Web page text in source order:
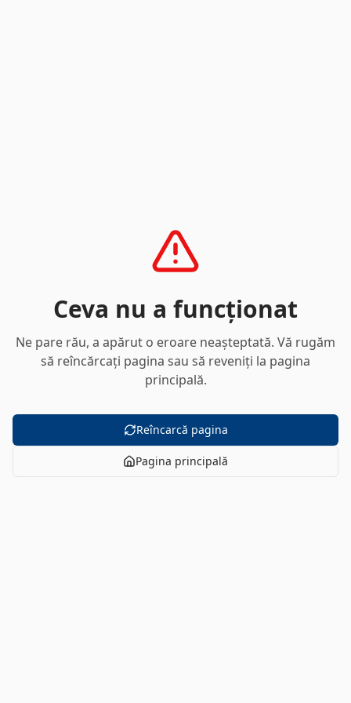
Ceva nu a funcționat
Ne pare rău, a apărut o eroare neașteptată. Vă rugăm
să reîncărcați pagina sau să reveniți la pagina
principală.
Reîncarcă pagina
Pagina principală